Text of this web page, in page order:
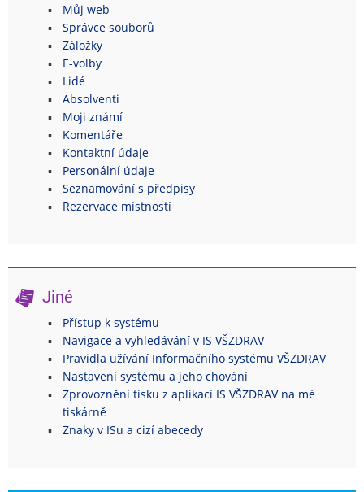
Můj web
Správce souborů
Záložky
E-volby
Lidé
Absolventi
Moji známí
Komentáře
Kontaktní údaje
Personální údaje
Seznamování s předpisy
Rezervace místností
Jiné
Přístup k systému
Navigace a vyhledávání v IS VŠZDRAV
Pravidla užívání Informačního systému VŠZDRAV
Nastavení systému a jeho chování
Zprovoznění tisku z aplikací IS VŠZDRAV na mé
tiskárně
Znaky v ISu a cizí abecedy